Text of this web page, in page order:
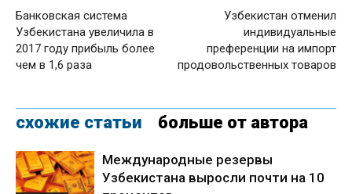
Банковская система
Узбекистана увеличила в
2017 году прибыль более
чем в 1,6 раза
Узбекистан отменил
индивидуальные
преференции на импорт
продовольственных товаров
схожие статьи больше от автора
Международные резервы
Узбекистана выросли почти на 10